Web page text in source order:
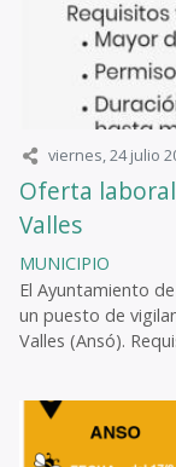
viernes, 24 julio
Oferta
Valles
MUNICIPIO
El Ayuntamiento
un puesto de
Valles (Ansó).